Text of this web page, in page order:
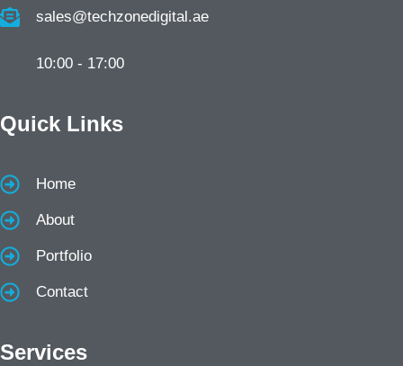
sales@techzonedigital.ae
10:00 - 17:00
Quick Links
Home
About
Portfolio
Contact
Services